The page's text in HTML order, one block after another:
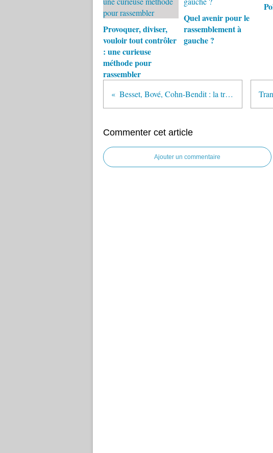
Provoquer, diviser,
vouloir tout contrôler
: une curieuse
méthode pour
rassembler
Quel avenir pour le
rassemblement à
gauche ?
Besset, Bové, Cohn-Bendit : la tribune de trop ?
Commenter cet article
Ajouter un commentaire